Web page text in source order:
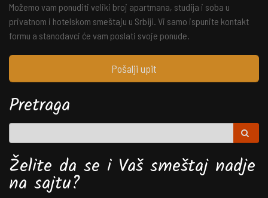
Možemo vam ponuditi veliki broj apartmana, studija i soba u
privatnom i hotelskom smeštaju u Srbiji. Vi samo ispunite kontakt
formu a stanodavci će vam poslati svoje ponude.
Pošalji upit
Pretraga
Želite da se i Vaš smeštaj nadje
na sajtu?